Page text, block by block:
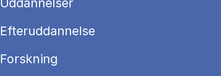
Uddannelser
Efteruddannelse
Forskning